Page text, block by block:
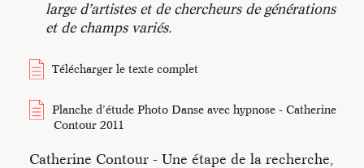
large d’artistes et de chercheurs de générations
et de champs variés.
Télécharger le texte complet
Planche d’étude Photo Danse avec hypnose - Catherine
Contour 2011
Catherine Contour - Une étape de la recherche,